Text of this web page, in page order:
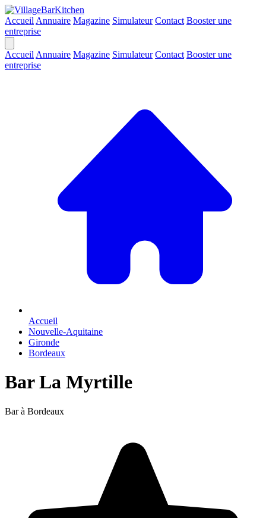
Accueil Annuaire Magazine Simulateur Contact Booster une
entreprise
Accueil Annuaire Magazine Simulateur Contact Booster une
entreprise
Accueil
Nouvelle-Aquitaine
Gironde
Bordeaux
Bar La Myrtille
Bar à Bordeaux